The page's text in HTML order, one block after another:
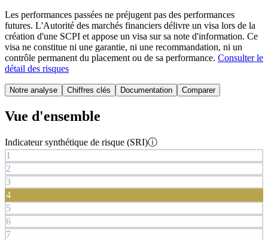
Les performances passées ne préjugent pas des performances
futures. L'Autorité des marchés financiers délivre un visa lors de la
création d'une SCPI et appose un visa sur sa note d'information. Ce
visa ne constitue ni une garantie, ni une recommandation, ni un
contrôle permanent du placement ou de sa performance. Consulter le
détail des risques
Notre analyse Chiffres clés Documentation Comparer
Vue d'ensemble
Indicateur synthétique de risque (SRI)ⓘ
1
2
3
4
5
6
7